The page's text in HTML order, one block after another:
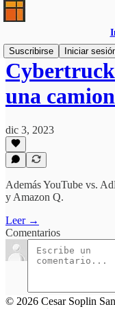
Suscribirse
Iniciar
Cybertruck
una
dic 3, 2023
Además YouTube vs.
y Amazon Q.
Leer →
Comentarios
© 2026 Cesar Soplin